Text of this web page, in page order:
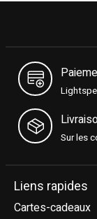
Sur les
Liens rapides
Cartes-cadeaux